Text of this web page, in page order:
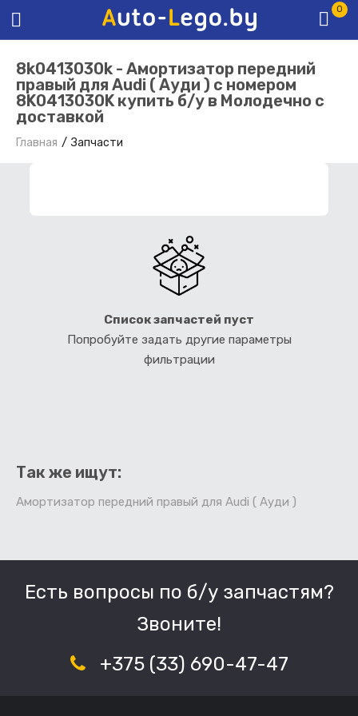
0
8k0413030k - Амортизатор передний
правый для Audi ( Ауди ) с номером
8K0413030K купить б/у в Молодечно с
доставкой
Главная Запчасти
Список запчастей пуст
Попробуйте задать другие параметры
фильтрации
Так же ищут:
Амортизатор передний правый для Audi ( Ауди )
Есть вопросы по б/у запчастям?
Звоните!
+375 (33) 690-47-47